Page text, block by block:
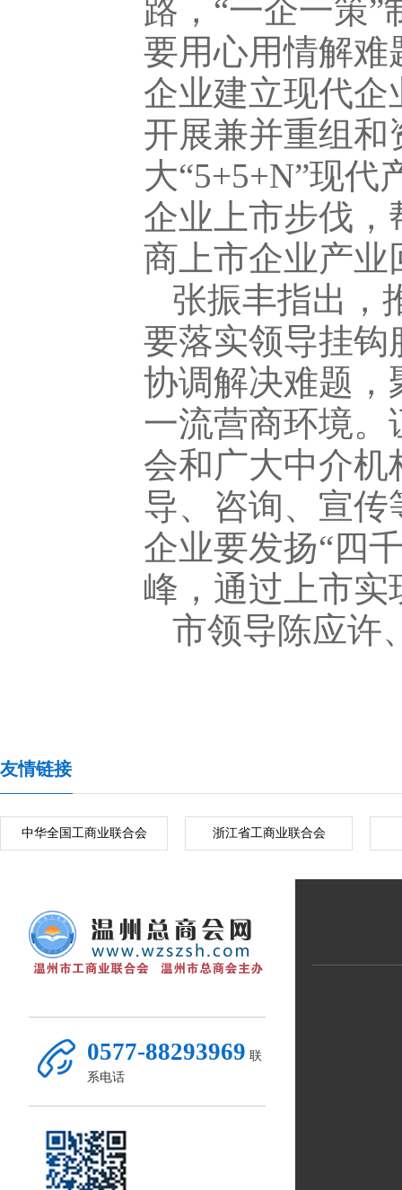
路，“一企一策
要用心用情解难
企业建立现代
开展兼并重组
大“5+5+N”现
企业上市步伐
商上市企业产业
张振丰指出，
要落实领导挂钩
协调解决难题，
一流营商环境
会和广大中介
导、咨询、宣
企业要发扬“四
峰，通过上市
市领导陈应许
友情链接
中华全国工商业联合会 浙江省工商业联合会
0577-88293969 联
系电话